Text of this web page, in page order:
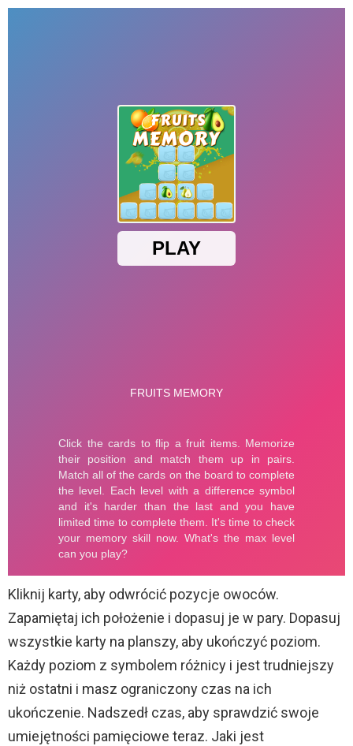
Kliknij karty, aby odwrócić pozycje owoców.
Zapamiętaj ich położenie i dopasuj je w pary. Dopasuj
wszystkie karty na planszy, aby ukończyć poziom.
Każdy poziom z symbolem różnicy i jest trudniejszy
niż ostatni i masz ograniczony czas na ich
ukończenie. Nadszedł czas, aby sprawdzić swoje
umiejętności pamięciowe teraz. Jaki jest